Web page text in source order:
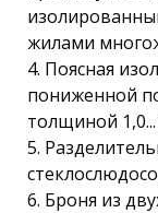
жилами
4. Поясная
пониженной
толщиной
5.
6. Броня из